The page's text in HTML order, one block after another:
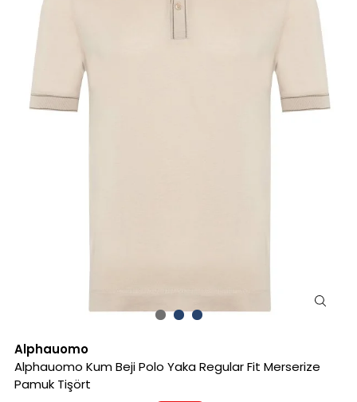
Alphauomo
Alphauomo Kum Beji Polo Yaka Regular Fit Merserize
Pamuk Tişört